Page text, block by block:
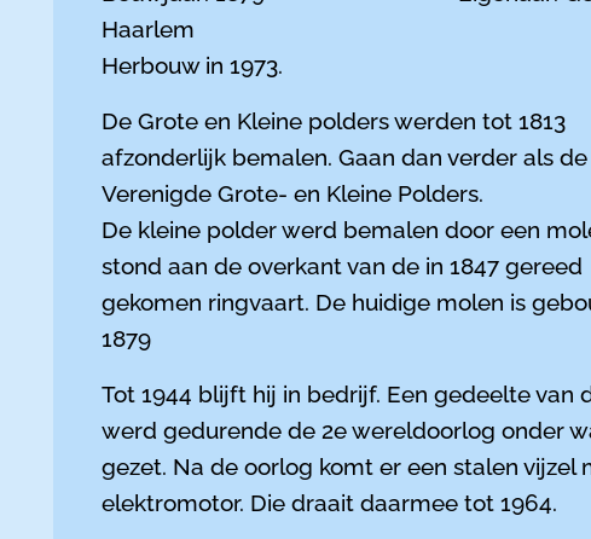
Haarlem
Herbouw in 1973.
De Grote en Kleine polders werden tot 1813
afzonderlijk bemalen. Gaan dan verder als de
Verenigde Grote- en Kleine Polders.
De kleine polder werd bemalen door een
stond aan de overkant van de in 1847 gereed
gekomen ringvaart. De huidige molen is
1879
Tot 1944 blijft hij in bedrijf. Een gedeelte van
werd gedurende de 2e wereldoorlog onder
gezet. Na de oorlog komt er een stalen vijzel
elektromotor. Die draait daarmee tot 1964.